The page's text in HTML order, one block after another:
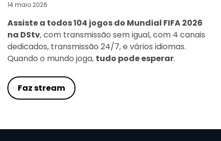
14 maio 2026
Assiste a todos 104 jogos do Mundial FIFA 2026
na DStv, com transmissão sem igual, com 4 canais
dedicados, transmissão 24/7, e vários idiomas.
Quando o mundo joga, tudo pode esperar.
Faz stream